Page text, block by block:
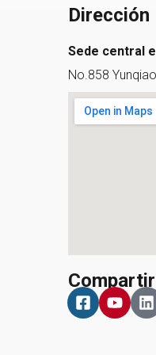
Dirección
Sede central
No.858
Compartir